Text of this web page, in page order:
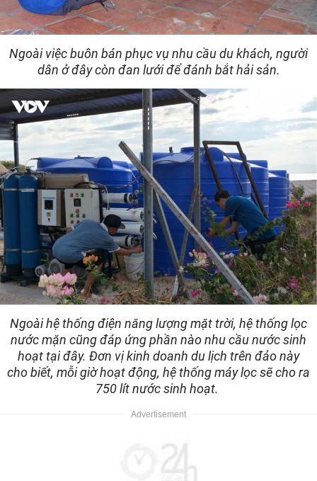
Ngoài việc buôn bán phục vụ nhu cầu du khách, người
dân ở đây còn đan lưới để đánh bắt hải sản.
Ngoài hệ thống điện năng lượng mặt trời, hệ thống lọc
nước mặn cũng đáp ứng phần nào nhu cầu nước sinh
hoạt tại đây. Đơn vị kinh doanh du lịch trên đảo này
cho biết, mỗi giờ hoạt động, hệ thống máy lọc sẽ cho ra
750 lít nước sinh hoạt.